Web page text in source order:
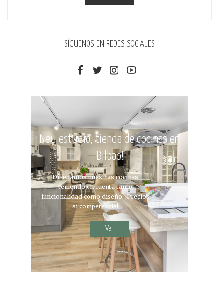
SÍGUENOS EN REDES SOCIALES
Neu estudio, tienda de cocinas en
Bilbao!
Diseñamos nuestras cocinas
teniendo en cuenta tanto
funcionalidad como diseño. ¡Precios
si competencia!
Ver